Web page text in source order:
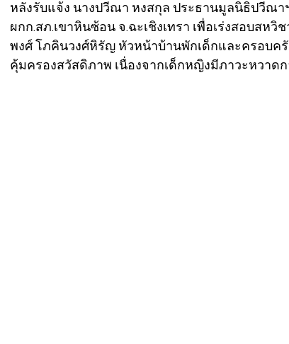
หลังรับแจ้ง นางปวีณา หงสกุล ประธานมูลนิธิปวีณา
ผกก.สภ.เขาหินซ้อน จ.ฉะเชิงเทรา เพื่อเร่งสอบสห
พงศ์ โภคินวงศ์หิรัญ หัวหน้าบ้านพักเด็กและครอบครั
คุ้มครองสวัสดิภาพ เนื่องจากเด็กหญิงมีภาวะหวาด